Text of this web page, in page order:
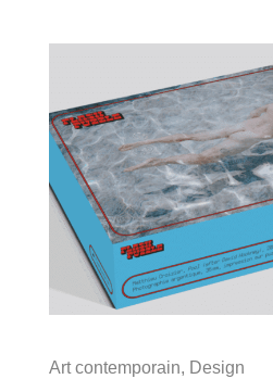
Art contemporain, Design